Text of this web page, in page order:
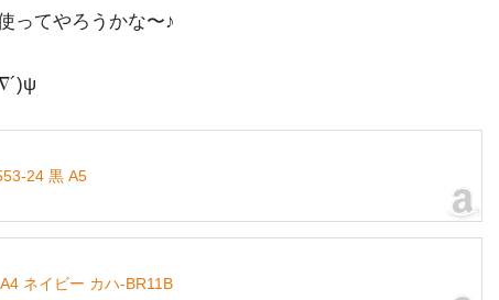
ってやろうかな〜♪
24 黒 A5
ネイビー カハ-BR11B